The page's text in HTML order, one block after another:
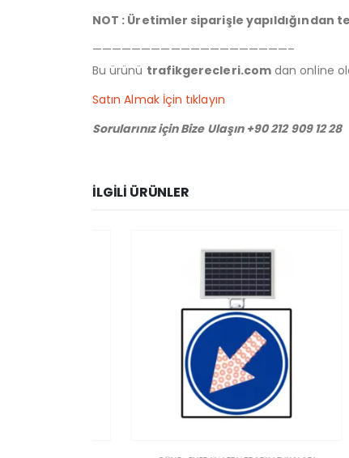
NOT : Üretimler siparişle
————————————————————–
Bu ürünü trafikgerecleri.comdan online
Satın Almak İçin tıklayın
Sorularınız için Bize Ulaşın +90 212 909 12 28
İLGILI ÜRÜNLER